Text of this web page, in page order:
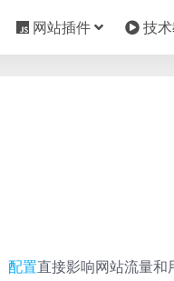
网站插件 技
配置直接影响网站流量和